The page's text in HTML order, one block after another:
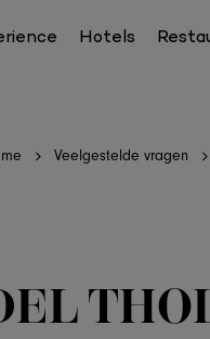
Hotels
Veelgestelde vragen